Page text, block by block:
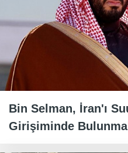
Bin Selman, İran'ı
Girişiminde